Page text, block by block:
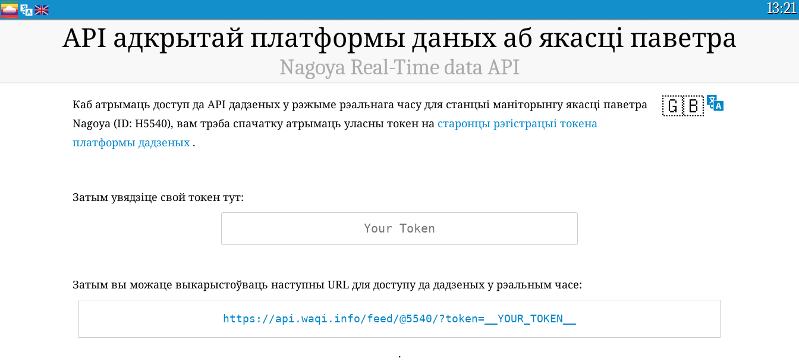
13:21
API адкрытай платформы даных аб якасці паветра
Nagoya Real-Time data API
🇬🇧
Каб атрымаць доступ да API дадзеных у рэжыме рэальнага часу для станцыі маніторынгу якасці паветра
Nagoya (ID: H5540), вам трэба спачатку атрымаць уласны токен на старонцы рэгістрацыі токена
платформы дадзеных.
Затым увядзіце свой токен тут:
Затым вы можаце выкарыстоўваць наступны URL для доступу да дадзеных у рэальным часе:
https://api.waqi.info/feed/@5540/?token=__YOUR_TOKEN__
.